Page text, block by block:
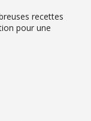
recettes
pour une